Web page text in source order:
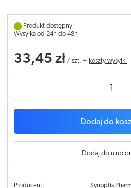
Produkt dostępny
Wysyłka od 24h do 48h
33,45 zł / szt. + koszty wysyłki
Dodaj do
Dodaj do
Producent:
Synoptis